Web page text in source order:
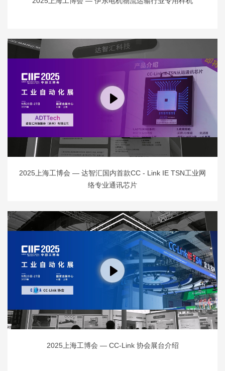
2025上海工博会 — 达智汇国内首款CC - Link IE TSN工业网
络专业通讯芯片
2025上海工博会 — CC-Link 协会展台介绍